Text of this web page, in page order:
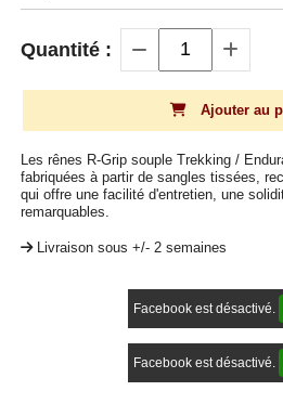
Quantité :
Ajouter au
Les rênes R-Grip souple Trekking /
fabriquées à partir de sangles tissées,
qui offre une facilité d'entretien, une
remarquables.
Livraison sous +/- 2 semaines
Facebook est désactivé.
Facebook est désactivé.